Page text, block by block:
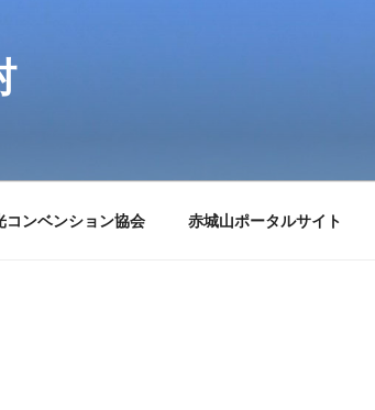
コンベンション協会 赤城山ポータルサイト